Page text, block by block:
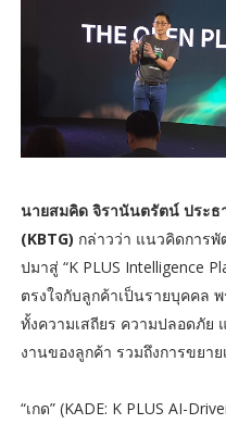
นายสมคิด จิรานันตรัตน์ ประธ
(KBTG) กล่าวว่า แนวคิดการพั
ปมาสู่ “K PLUS Intelligence
ตรงใจกับลูกค้าเป็นรายบุคคล
ทั้งความเสถียร ความปลอดภัย
งานของลูกค้า รวมถึงการขยา
“เกด” (KADE: K PLUS AI-